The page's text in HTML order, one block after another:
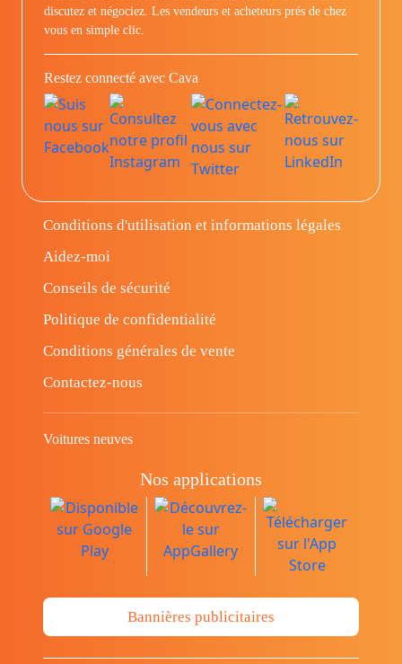
discutez et négociez. Les vendeurs et acheteurs prés de chez
vous en simple clic.
Restez connecté avec Cava
Conditions d'utilisation et informations légales
Aidez-moi
Conseils de sécurité
Politique de confidentialité
Conditions générales de vente
Contactez-nous
Voitures neuves
Nos applications
Bannières publicitaires